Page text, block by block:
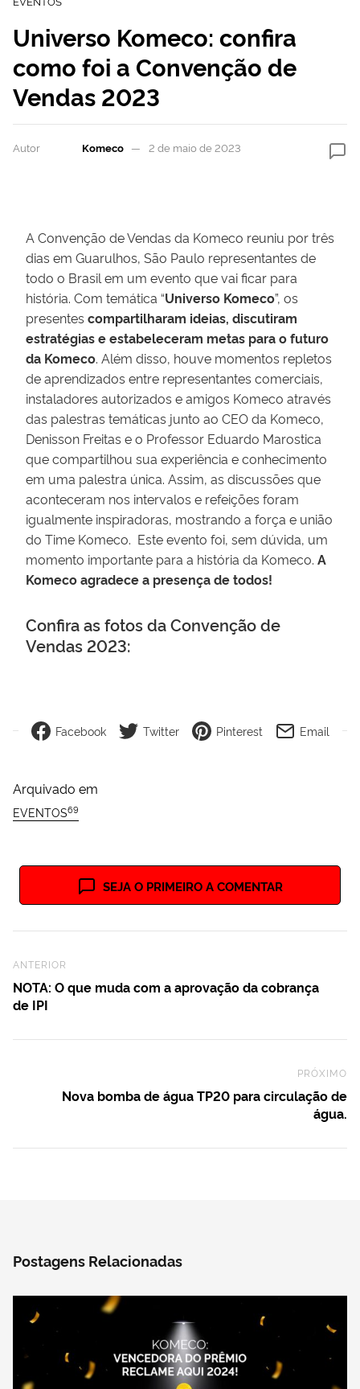
Universo Komeco: confira
como foi a Convenção de
Vendas 2023
Autor Komeco 2 de maio de 2023
A Convenção de Vendas da Komeco reuniu por três
dias em Guarulhos, São Paulo representantes de
todo o Brasil em um evento que vai ficar para
história. Com temática “Universo Komeco”, os
presentes compartilharam ideias, discutiram
estratégias e estabeleceram metas para o futuro
da Komeco. Além disso, houve momentos repletos
de aprendizados entre representantes comerciais,
instaladores autorizados e amigos Komeco através
das palestras temáticas junto ao CEO da Komeco,
Denisson Freitas e o Professor Eduardo Marostica
que compartilhou sua experiência e conhecimento
em uma palestra única. Assim, as discussões que
aconteceram nos intervalos e refeições foram
igualmente inspiradoras, mostrando a força e união
do Time Komeco. Este evento foi, sem dúvida, um
momento importante para a história da Komeco. A
Komeco agradece a presença de todos!
Confira as fotos da Convenção de
Vendas 2023:
Facebook Twitter Pinterest Email
Arquivado em
EVENTOS69
SEJA O PRIMEIRO A COMENTAR
Previous Post
ANTERIOR
NOTA: O que muda com a aprovação da cobrança
de IPI
PRÓXIMO
Nova bomba de água TP20 para circulação de
água.
Postagens Relacionadas